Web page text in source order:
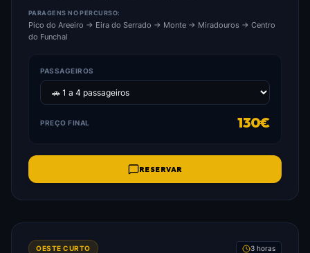
PARAGENS NO PERCURSO:
Pico do Areeiro → Eira do Serrado → Monte → Miradouros → Centro
do Funchal
PASSAGEIROS
PREÇO FINAL 130€
RESERVAR
OESTE CURTO
3 horas